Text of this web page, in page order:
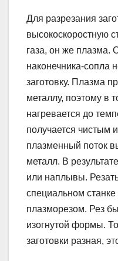
Для разрезания
высокоскоростную
газа, он же плазма.
наконечника-сопла
заготовку. Плазма
металлу, поэтому в
нагревается до
получается чистым
плазменный поток
металл. В
или наплывы.
специальном
плазморезом. Рез
изогнутой формы.
заготовки разная,